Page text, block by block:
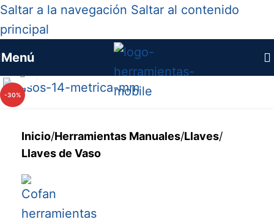
Saltar a la navegación Saltar al contenido
principal
Menú
-30%
Haga clic para ampliar
Inicio/Herramientas Manuales/Llaves/
Llaves de Vaso